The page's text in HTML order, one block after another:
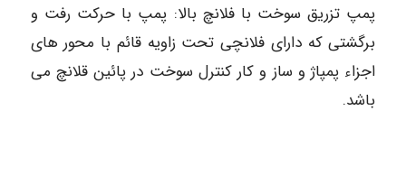
پمپ تزریق سوخت با فلانچ بالا: پمپ با حرکت رفت و
برگشتی که دارای فلانچی تحت زاویه قائم با محور های
اجزاء پمپاژ و ساز و کار کنترل سوخت در پائین قلانچ می
باشد.